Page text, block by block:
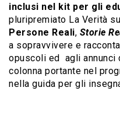
inclusi nel kit per gli
pluripremiato La Verità
Persone Reali, Storie
a sopravvivere e
opuscoli ed agli annunci
colonna portante nel
nella guida per gli